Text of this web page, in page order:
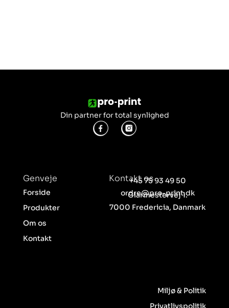
Din partner for total synlighed
Genveje
Forside
Produkter
Om os
Kontakt
Kontakt os
+45 75 93 49 50
ordre@pro-print.dk
Glarmestervej 1.
7000 Fredericia, Danmark
Miljø & Politik
Privatlivspolitik